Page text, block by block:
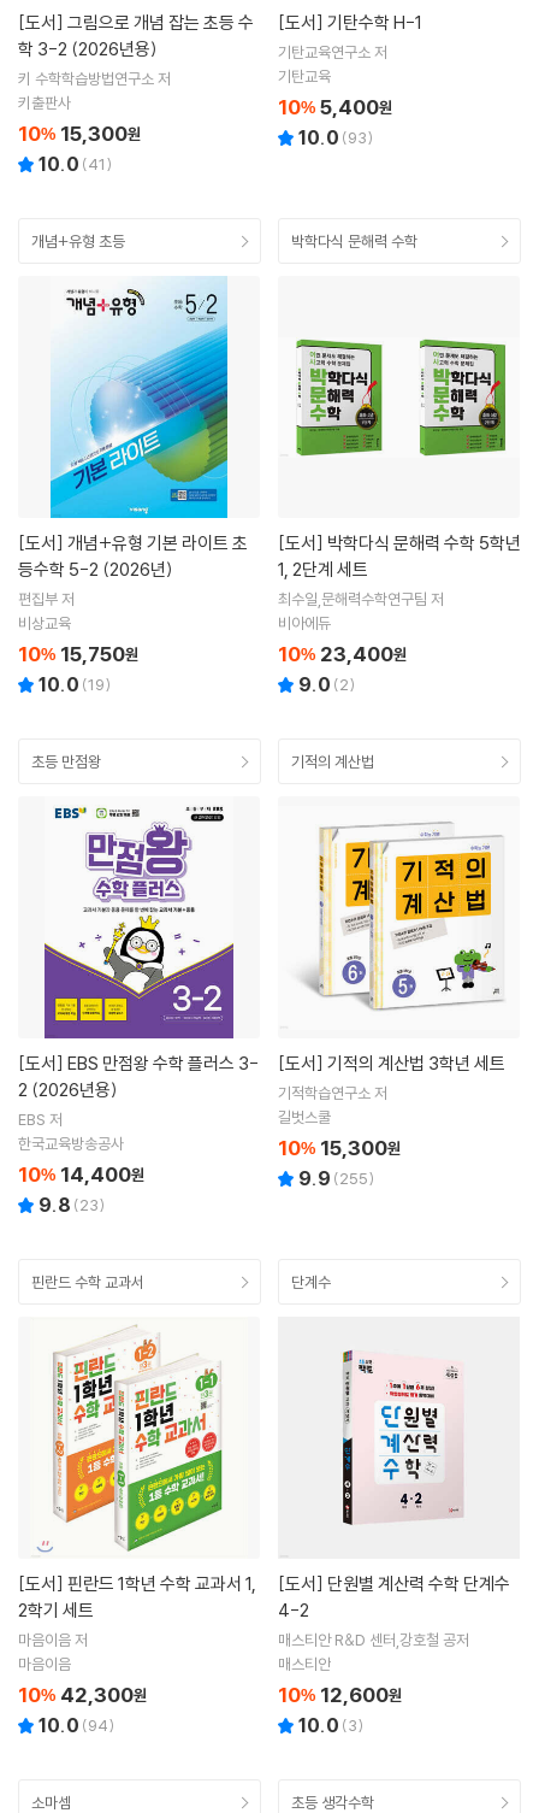
[도서]
학 3-2 (2026년용)
키 수학학습방법연구소 저
키출판사
10% 15,300원
10.0 (41)
[도서] 기탄수학 H-1
기탄교육연구소 저
기탄교육
10% 5,400원
10.0 (93)
개념+유형 초등
[도서]
등수학 5-2 (2026년)
편집부 저
비상교육
10% 15,750원
10.0 (19)
박학다식 문해력 수학
[도서]
1, 2단계 세트
최수일,문해력수학연구팀 저
비아에듀
10% 23,400원
9.0 (2)
초등 만점왕
[도서]
2 (2026년용)
EBS 저
한국교육방송공사
10% 14,400원
9.8 (23)
기적의 계산법
[도서] 기적의 계산법 3학년 세트
기적학습연구소 저
길벗스쿨
10% 15,300원
9.9 (255)
핀란드 수학 교과서
[도서]
2학기 세트
마음이음 저
마음이음
10% 42,300원
10.0 (94)
단계수
[도서]
4-2
매스티안 R&D 센터,강호철 공저
매스티안
10% 12,600원
10.0 (3)
소마셈 초등 생각수학